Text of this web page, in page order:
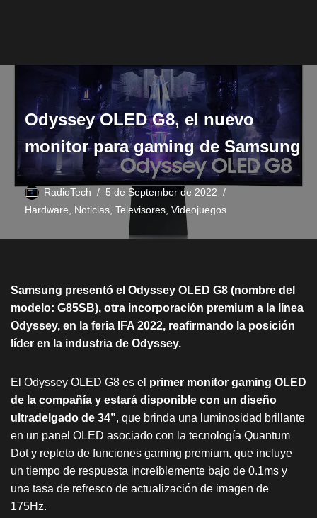
Odyssey OLED G8, el nuevo
monitor para gaming de Samsung
RadioTech
5 de September de 2022
Hardware, Noticias, Televisores, Videojuegos
Samsung presentó el Odyssey OLED G8 (nombre del
modelo: G85SB), otra incorporación premium a la línea
Odyssey, en la feria IFA 2022, reafirmando la posición
líder en la industria de Odyssey.
El Odyssey OLED G8 es el primer monitor gaming OLED
de la compañía y estará disponible con un diseño
ultradelgado de 34”, que brinda una luminosidad brillante
en un panel OLED asociado con la tecnología Quantum
Dot y repleto de funciones gaming premium, que incluye
un tiempo de respuesta increíblemente bajo de 0.1ms y
una tasa de refresco de actualización de imagen de
175Hz.